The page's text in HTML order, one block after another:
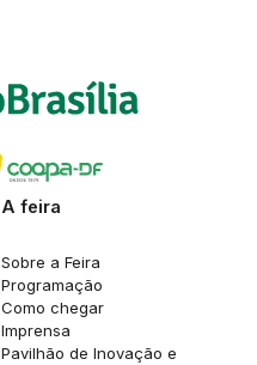
A feira
Sobre a Feira
Programação
Como chegar
Imprensa
Pavilhão de Inovação e